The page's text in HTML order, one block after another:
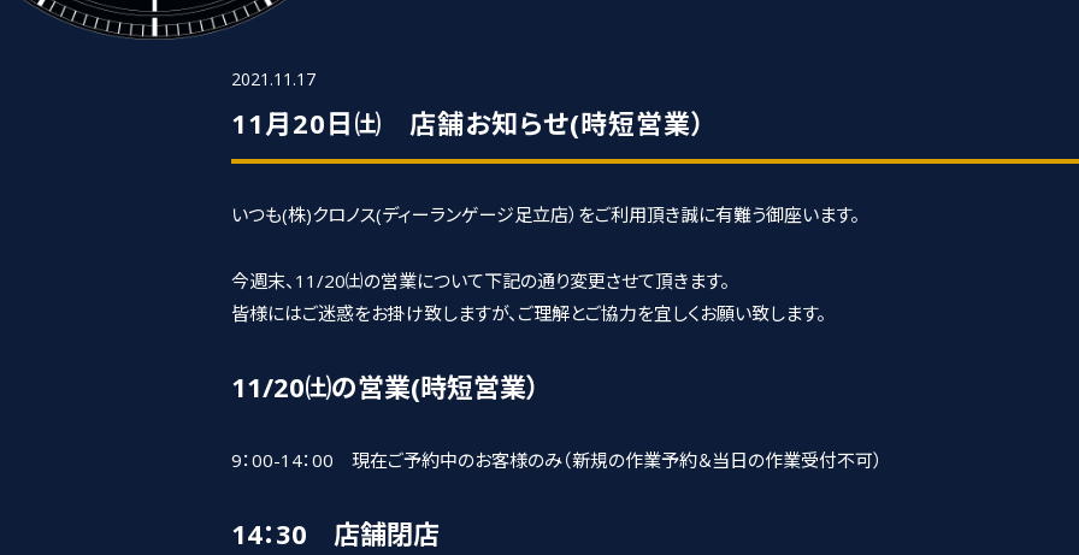
2021.11.17
11月20日㈯ 店舗お知らせ(時短営業）
いつも(株)クロノス(ディーランゲージ足立店）をご利用頂き誠に有難う御座います。
今週末、11/20㈯の営業について下記の通り変更させて頂きます。
皆様にはご迷惑をお掛け致しますが、ご理解とご協力を宜しくお願い致します。
11/20㈯の営業(時短営業）
9：00-14：00 現在ご予約中のお客様のみ（新規の作業予約＆当日の作業受付不可）
14：30 店舗閉店